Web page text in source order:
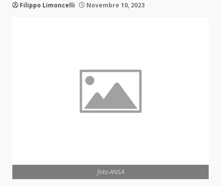
Filippo Limoncelli Novembre 10, 2023
foto ANSA